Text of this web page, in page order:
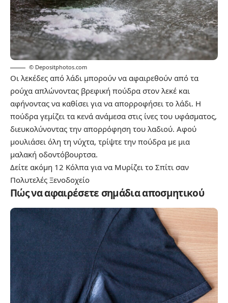
© Depositphotos.com
Οι λεκέδες από λάδι μπορούν να αφαιρεθούν από τα
ρούχα απλώνοντας βρεφική πούδρα στον λεκέ και
αφήνοντας να καθίσει για να απορροφήσει το λάδι. Η
πούδρα γεμίζει τα κενά ανάμεσα στις ίνες του υφάσματος,
διευκολύνοντας την απορρόφηση του λαδιού. Αφού
μουλιάσει όλη τη νύχτα, τρίψτε την πούδρα με μια
μαλακή οδοντόβουρτσα.
Δείτε ακόμη 12 Κόλπα για να Μυρίζει το Σπίτι σαν
Πολυτελές Ξενοδοχείο
Πώς να αφαιρέσετε σημάδια αποσμητικού